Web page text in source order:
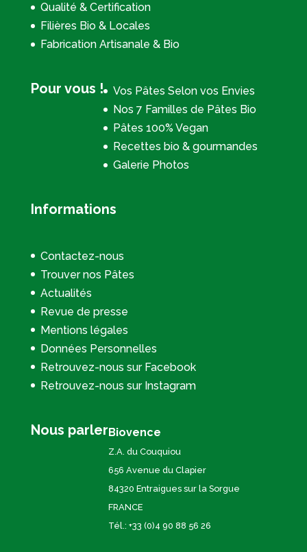
Qualité & Certification
Filières Bio & Locales
Fabrication Artisanale & Bio
Pour vous !
Vos Pâtes Selon vos Envies
Nos 7 Familles de Pâtes Bio
Pâtes 100% Vegan
Recettes bio & gourmandes
Galerie Photos
Informations
Contactez-nous
Trouver nos Pâtes
Actualités
Revue de presse
Mentions légales
Données Personnelles
Retrouvez-nous sur Facebook
Retrouvez-nous sur Instagram
Nous parlerBiovence
Z.A. du Couquiou
656 Avenue du Clapier
84320 Entraigues sur la Sorgue
FRANCE
Tél.: +33 (0)4 90 88 56 26